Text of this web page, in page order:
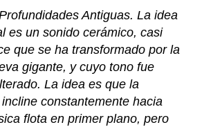
Antiguas. La idea
es un sonido cerámico, casi
que se ha transformado por la
gigante, y cuyo tono fue
La idea es que la
constantemente hacia
flota en primer plano, pero